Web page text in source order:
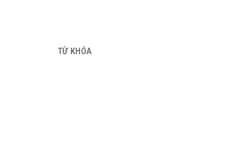
TỪ KHÓA